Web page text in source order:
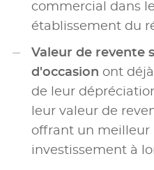
commercial dans
établissement du
Valeur de revente
d'occasion ont
de leur
leur valeur de
offrant un meilleur
investissement à